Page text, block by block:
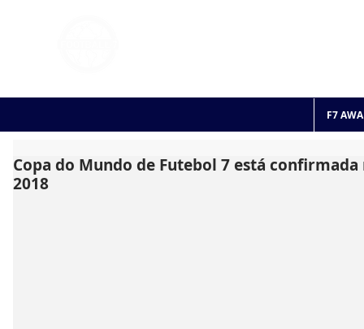
F7
Copa do Mundo de Futebol 7 está
2018